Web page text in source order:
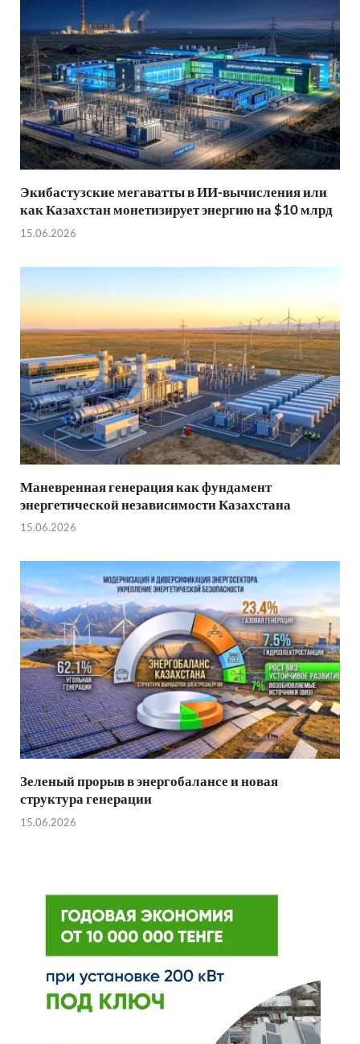
Экибастузские мегаватты в ИИ-вычисления или
как Казахстан монетизирует энергию на $10 млрд
15.06.2026
Маневренная генерация как фундамент
энергетической независимости Казахстана
15.06.2026
Зеленый прорыв в энергобалансе и новая
структура генерации
15.06.2026